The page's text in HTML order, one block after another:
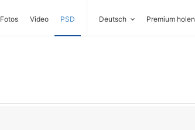
Fotos Video PSD Deutsch Premium holen